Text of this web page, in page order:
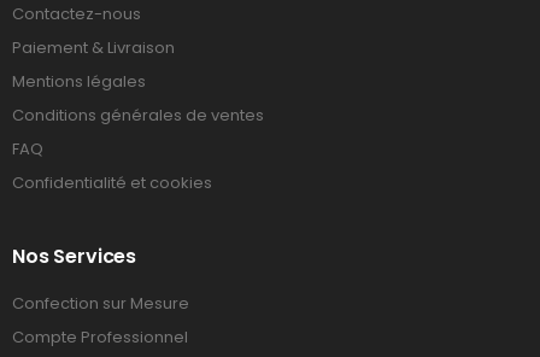
Contactez-nous
Paiement & Livraison
Mentions légales
Conditions générales de ventes
FAQ
Confidentialité et cookies
Nos Services
Confection sur Mesure
Compte Professionnel